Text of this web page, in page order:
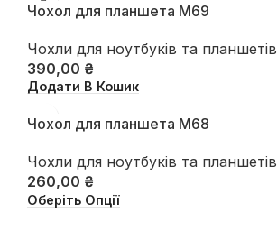
Чохол для планшета М69
Чохли для ноутбуків та планшетів
390,00 ₴
Додати В Кошик
Чохол для планшета М68
Чохли для ноутбуків та планшетів
260,00 ₴
Оберіть Опції